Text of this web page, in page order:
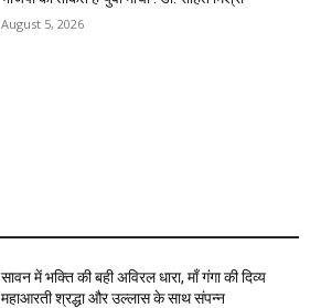
August 5, 2026
सावन में भक्ति की बही अविरल धारा, माँ गंगा की दिव्य
महाआरती श्रद्धा और उल्लास के साथ संपन्न